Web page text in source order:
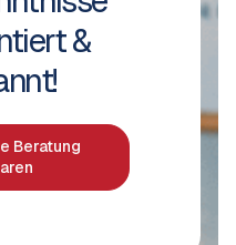
&
Beratung